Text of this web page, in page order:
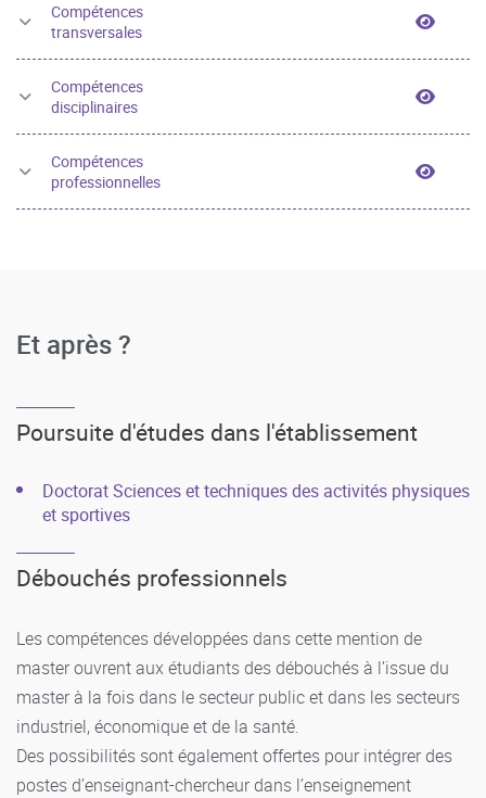
Compétences
transversales
Compétences
disciplinaires
Compétences
professionnelles
Et après ?
Poursuite d'études dans l'établissement
Doctorat Sciences et techniques des activités physiques
et sportives
Débouchés professionnels
Les compétences développées dans cette mention de
master ouvrent aux étudiants des débouchés à l’issue du
master à la fois dans le secteur public et dans les secteurs
industriel, économique et de la santé.
Des possibilités sont également offertes pour intégrer des
postes d’enseignant-chercheur dans l’enseignement